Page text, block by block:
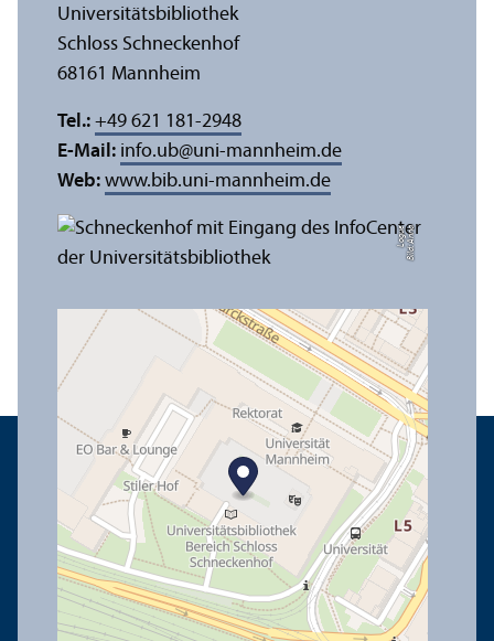
Bil
d:
A
n
n
a
L
o
g
u
e
Universitäts­bibliothek
Schloss Schneckenhof
68161 Mannheim
Tel.: +49 621 181-2948
E-Mail: info.ub@uni-mannheim.de
Web: www.bib.uni-mannheim.de